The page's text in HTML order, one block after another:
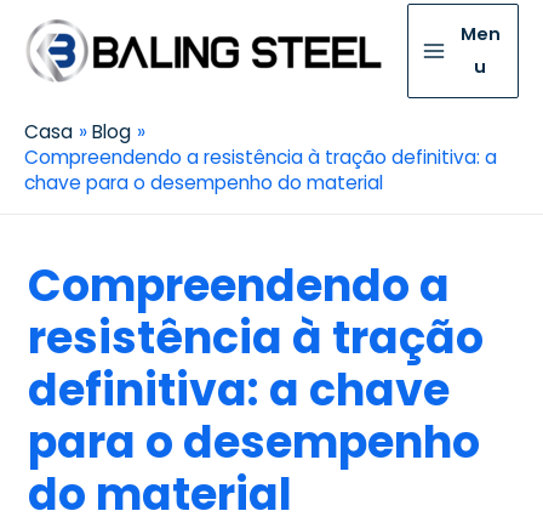
Men
u
Casa
Blog
Compreendendo a resistência à tração definitiva: a
chave para o desempenho do material
Compreendendo a
resistência à tração
definitiva: a chave
para o desempenho
do material